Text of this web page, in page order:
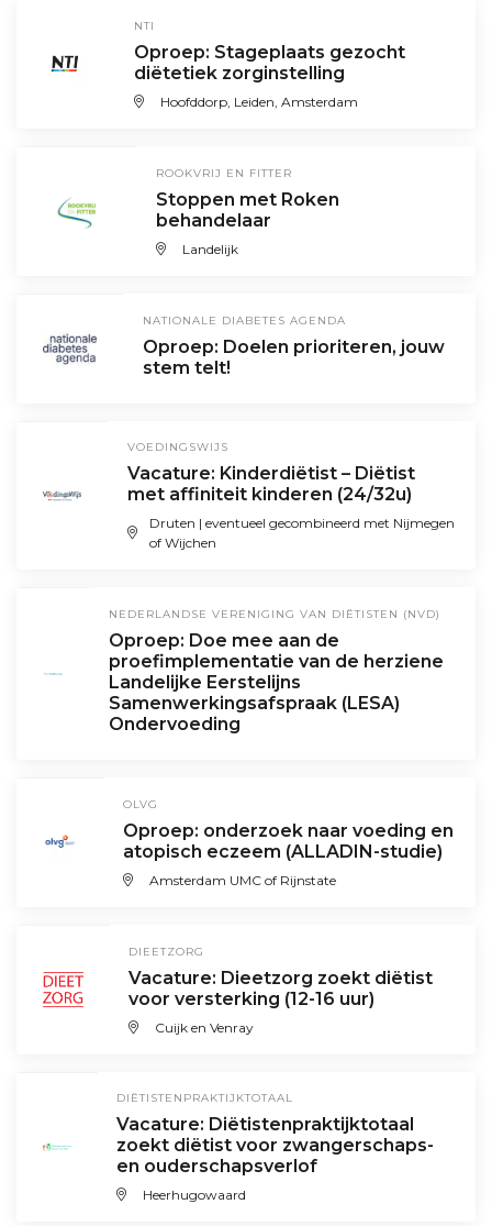
NTI
Oproep: Stageplaats gezocht
diëtetiek zorginstelling
Hoofddorp, Leiden, Amsterdam
ROOKVRIJ EN FITTER
Stoppen met Roken
behandelaar
Landelijk
NATIONALE DIABETES AGENDA
Oproep: Doelen prioriteren, jouw
stem telt!
VOEDINGSWIJS
Vacature: Kinderdiëtist – Diëtist
met affiniteit kinderen (24/32u)
Druten | eventueel gecombineerd met Nijmegen
of Wijchen
NEDERLANDSE VERENIGING VAN DIËTISTEN (NVD)
Oproep: Doe mee aan de
proefimplementatie van de herziene
Landelijke Eerstelijns
Samenwerkingsafspraak (LESA)
Ondervoeding
OLVG
Oproep: onderzoek naar voeding en
atopisch eczeem (ALLADIN-studie)
Amsterdam UMC of Rijnstate
DIEETZORG
Vacature: Dieetzorg zoekt diëtist
voor versterking (12-16 uur)
Cuijk en Venray
DIËTISTENPRAKTIJKTOTAAL
Vacature: Diëtistenpraktijktotaal
zoekt diëtist voor zwangerschaps-
en ouderschapsverlof
Heerhugowaard